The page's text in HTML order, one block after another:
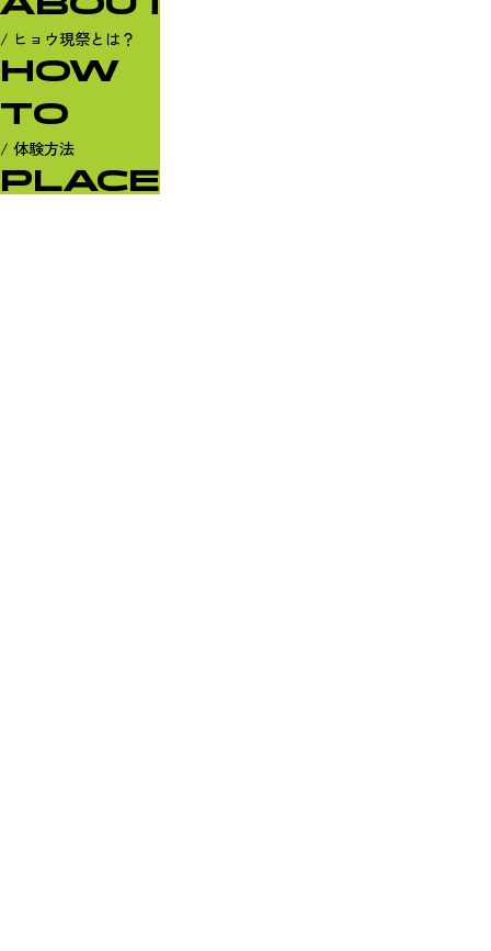
/ ヒョウ現祭とは？
HOW
TO
/ 体験方法
PLACE